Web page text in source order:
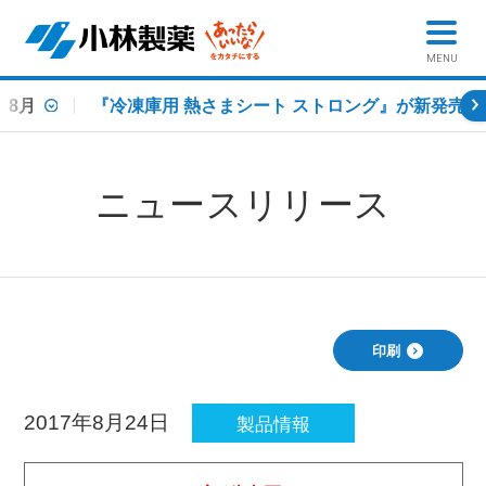
MENU
8月 『冷凍庫用 熱さまシート ストロング』が新発売
ニュースリリース
印刷
2017年8月24日 製品情報